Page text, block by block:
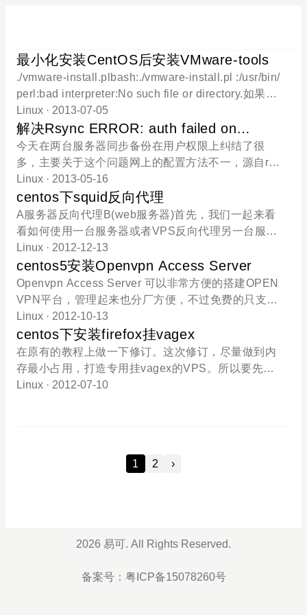
最小化安装CentOS后安装VMware-tools
./vmware-install.plbash:./vmware-install.pl :/usr/bin/
perl:bad interpreter:No such file or directory.如果出
现这个提示，则表明系统没有安装Perl环境，可以使
用如下命令来提供Perl支持：yum groupinstall "Perl
Support" Searching for GCC...The path "" is not vali
d path to the gcc binary.Would you like to change i
t? [yes]如果出现这个就表明gcc没有安装 yum install
gcc gcc-c++ automake make将编译环境一次装好 Se
arching for a valid kernel header path...The path "" i
s not valid.Would you like to change it? [yes]如果出
现这个就表示kernel-devel包没有安装 yum insta
Linux · 2013-07-05
解决Rsync ERROR: auth failed on
module
今天在两台服务器同步备份在用户权限上纠结了很
多，主要关于这个问题网上的配置方法不一，源自rsy
nc版本不一致。Rsync 版本[root@mail video]# rsyn
c –version rsync version 3.0.6 protocol version 30
Copyright (C) 1996-2009 by Andrew Tridgell, Wayn
e Davison, and others. Web site: rsync.samba.org
Capabilities: 64-bit files, 64-bit inums, 64-bit timest
amps, 64-bit long ints, socketpairs, hardlinks, symli
nks, IPv6, batchfiles, inplace, append, ACLs, xattrs,
iconv, no symtimesrsync comes with ABSOLUTELY
NO WARRANTY. This is free software, and you are
welcome to
Linux · 2013-05-16
centos下squid反向代理
A服务器反向代理B(web服务器)首先，我们一起来看
看如何使用一台服务器或者VPS反向代理另一台服务
器或者另一个服务器上的域名。我们假设用于squid的
服务器为A，而真实后端web服务器为B。首先，在A
服务器编译squid，以root账户ssh登陆A，运行下列
命令(本文基于CentOS 5.* 32bit)yum install squid编
译过程很快，如果有安装httpd，可以移除之。yum re
move httpd接下来是最重要的部分，编辑squid.conf
文件(文件位置/etc/squid/)，squid.conf配置项目较
多，网络上关于常规的设定教程也很多，本文我们主
要是记录能使用它反代另一台服务器或者域名，所
y.com上面的...换成您的web服务器IP，如果有
Linux · 2012-12-13
centos5安装Openvpn Access Server
Openvpn Access Server 可以非常方便的搭建OPEN
VPN平台，管理起来也分厂方便，不过免费的只支持
2用户，自己用用还是不错的。先下载wget http://swu
pdate.openvpn.org/as/openvpn-as-1.8.4-CentOS5.i
386.rpm安装rpm -ivh openvpn-as-1.8.4-CentOS5.i3
86.rpm然后记住两个地址管理地址 https://IP:943/ad
min登陆地址 https://IP:943默认管理用户是 openvpn
Linux · 2012-10-13
centos下安装firefox挂vagex
在原有的教程上做一下修订。这次修订，尽量做到内
存最小占用，打造专用挂vagex的VPS。所以要先清
理下系统，如果你的VPS有做其他用途，那么这个命
onfig/vncservers把下面的内容复制到打开文件的最后
c/xstartup删除原配置文件中的所有，填入下面的内容
Linux · 2012-07-10
1 2 ›
2026 易可. All Rights Reserved.
备案号： 粤ICP备15078260号